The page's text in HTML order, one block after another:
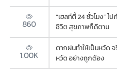
860
“เฮลท์ตี้ 24 ชั่วโมง” ไ
ชีวิต สุขภาพก็ดีตาม
1.00K
ตากฝนทำให้เป็นหวัด
หวัด อย่างถูกต้อง